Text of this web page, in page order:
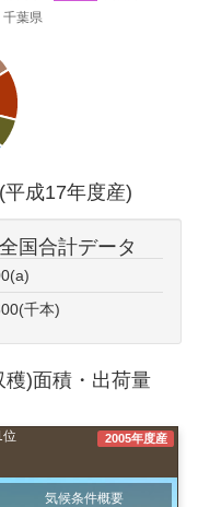
成17年度産)
国合計データ
千本)
)面積・出荷量
位 2005年度産
気候条件概要